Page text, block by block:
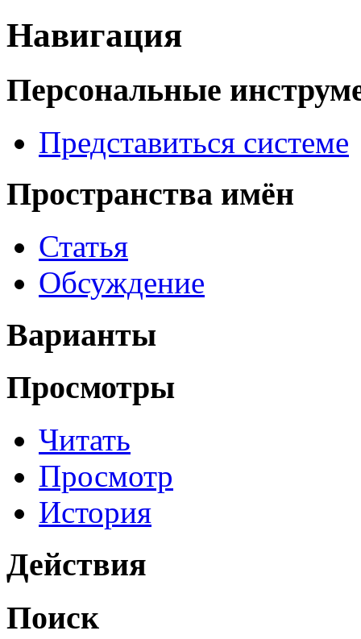
Навигация
Персональные
Представиться системе
Пространства имён
Статья
Обсуждение
Варианты
Просмотры
Читать
Просмотр
История
Действия
Поиск